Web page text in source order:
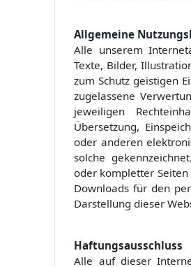
Allgemeine
Alle unserem
Texte, Bilder,
zum Schutz geistigen
zugelassene
jeweiligen
Übersetzung,
oder anderen
solche
oder kompletter
Downloads für den
Darstellung dieser
Haftungsausschluss
Alle auf dieser